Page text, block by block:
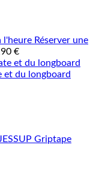
Réserver une
€
et du longboard
JESSUP Griptape